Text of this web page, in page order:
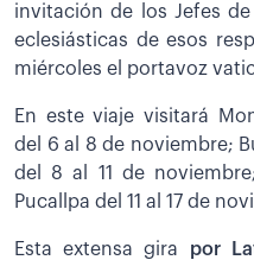
invitación de los Jefes
eclesiásticas de esos
miércoles el portavoz
En este viaje visitará
del 6 al 8 de noviembre;
del 8 al 11 de
Pucallpa del 11 al 17 de
Esta extensa gira por